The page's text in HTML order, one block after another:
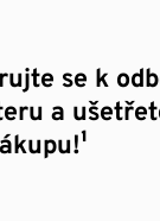
se k
a